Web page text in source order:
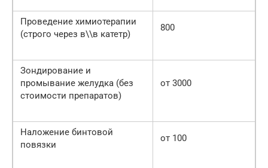
Проведение химиотерапии
(строго через в\\в катетр)
800
Зондирование и
промывание желудка (без
стоимости препаратов)
от 3000
Наложение бинтовой
повязки
от 100